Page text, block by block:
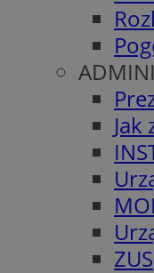
Jak
ZUS